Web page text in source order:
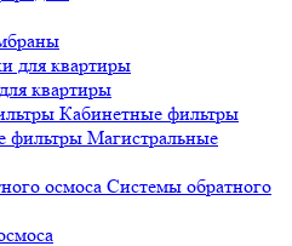
квартиры
Кабинетные фильтры
Магистральные
Системы обратного